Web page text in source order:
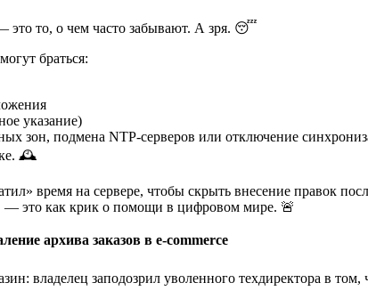
то, о чем часто забывают. А зря. 😴
браться:
указание)
зон, подмена NTP-серверов или отключение
🕰️
время на сервере, чтобы скрыть внесение правок
это как крик о помощи в цифровом мире. 🚨
архива заказов в e-commerce
владелец заподозрил уволенного техдиректора в